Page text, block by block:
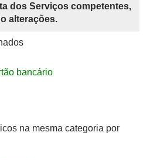
dos Serviços competentes,
alterações.
bancário
na mesma categoria por